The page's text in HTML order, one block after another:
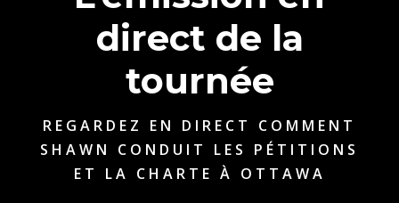
direct de la
tournée
REGARDEZ EN DIRECT COMMENT
SHAWN CONDUIT LES PÉTITIONS
ET LA CHARTE À OTTAWA